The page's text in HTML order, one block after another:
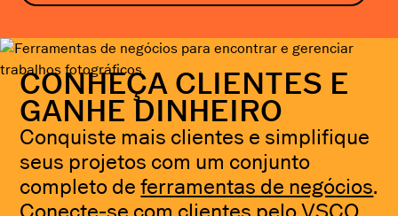
CONHEÇA CLIENTES E
GANHE DINHEIRO
Conquiste mais clientes e simplifique
seus projetos com um conjunto
completo deferramentas de negócios.